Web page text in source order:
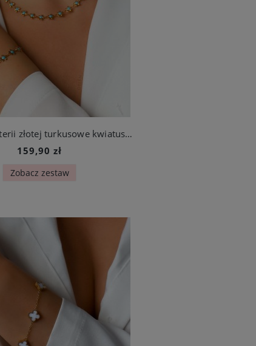
Komplet biżuterii złotej turkusowe kwiatuszki ze stali szlachetnej
159,90 zł
Zobacz zestaw